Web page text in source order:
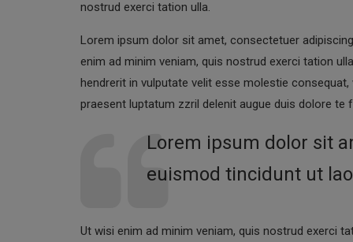
nostrud exerci tation ulla.
Lorem ipsum dolor sit amet, consectetuer
enim ad minim veniam, quis nostrud exerci tation
hendrerit in vulputate velit esse molestie
praesent luptatum zzril delenit augue duis dolore te
Lorem ipsum dolor sit
euismod tincidunt ut
Ut wisi enim ad minim veniam, quis nostrud exerci